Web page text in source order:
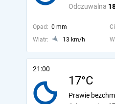
Odczuwalna
Opad: 0 mm
Wiatr:
13 km/h
21:00
17°C
Prawie